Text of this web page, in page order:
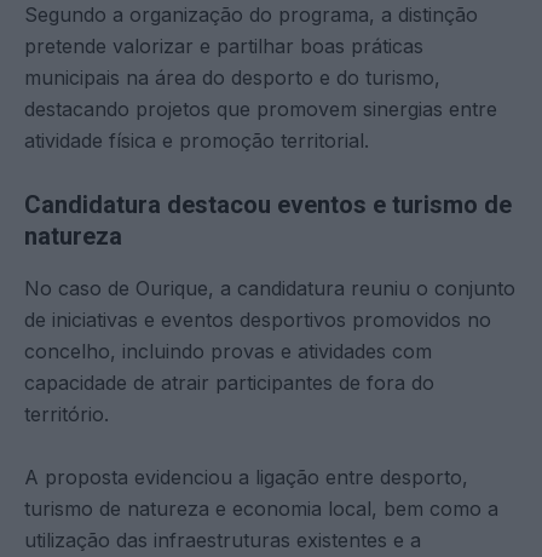
Segundo a organização do programa, a distinção
pretende valorizar e partilhar boas práticas
municipais na área do desporto e do turismo,
destacando projetos que promovem sinergias entre
atividade física e promoção territorial.
Candidatura destacou eventos e turismo de
natureza
No caso de Ourique, a candidatura reuniu o conjunto
de iniciativas e eventos desportivos promovidos no
concelho, incluindo provas e atividades com
capacidade de atrair participantes de fora do
território.
A proposta evidenciou a ligação entre desporto,
turismo de natureza e economia local, bem como a
utilização das infraestruturas existentes e a